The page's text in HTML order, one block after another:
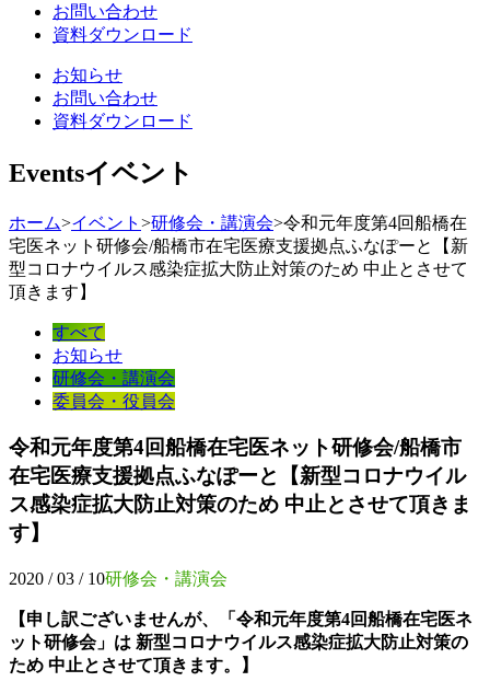
お問い合わせ
資料ダウンロード
お知らせ
お問い合わせ
資料ダウンロード
Eventsイベント
ホーム>イベント >研修会・講演会>令和元年度第4回船橋在
宅医ネット研修会/船橋市在宅医療支援拠点ふなぽーと【新
型コロナウイルス感染症拡大防止対策のため 中止とさせて
頂きます】
すべて
お知らせ
研修会・講演会
委員会・役員会
令和元年度第4回船橋在宅医ネット研修会/船橋市
在宅医療支援拠点ふなぽーと【新型コロナウイル
ス感染症拡大防止対策のため 中止とさせて頂きま
す】
2020 / 03 / 10研修会・講演会
【申し訳ございませんが、「令和元年度第4回船橋在宅医ネ
ット研修会」は 新型コロナウイルス感染症拡大防止対策の
ため 中止とさせて頂きます。】